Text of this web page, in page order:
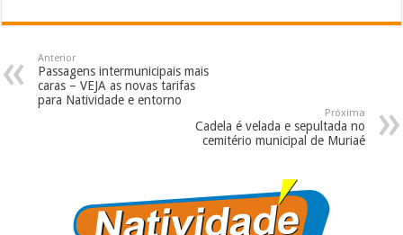
Anterior
Passagens intermunicipais mais
caras – VEJA as novas tarifas
para Natividade e entorno
Próxima
Cadela é velada e sepultada no
cemitério municipal de Muriaé